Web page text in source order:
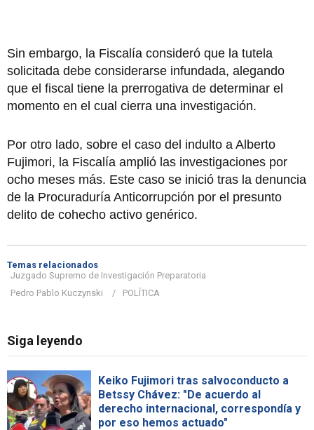
Sin embargo, la Fiscalía consideró que la tutela
solicitada debe considerarse infundada, alegando
que el fiscal tiene la prerrogativa de determinar el
momento en el cual cierra una investigación.
Por otro lado, sobre el caso del indulto a Alberto
Fujimori, la Fiscalía amplió las investigaciones por
ocho meses más. Este caso se inició tras la denuncia
de la Procuraduría Anticorrupción por el presunto
delito de cohecho activo genérico.
Temas relacionados
Juzgado Supremo de Investigación Preparatoria
Pedro Pablo Kuczynski
POLÍTICA
Siga leyendo
Keiko Fujimori tras salvoconducto a
Betssy Chávez: "De acuerdo al
derecho internacional, correspondía y
por eso hemos actuado"